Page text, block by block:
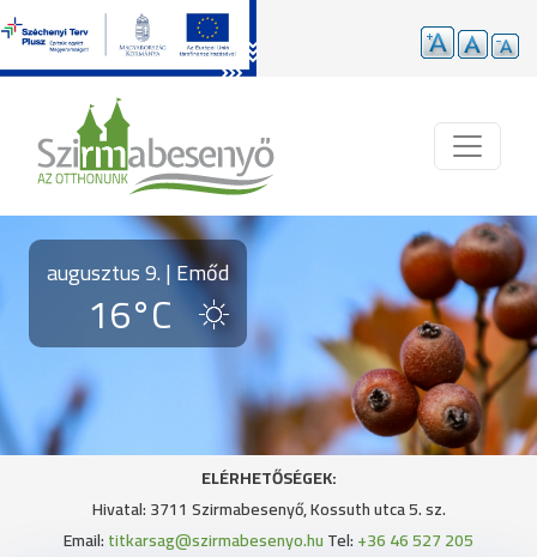
augusztus 9. | Emőd
16°C
ELÉRHETŐSÉGEK:
Hivatal: 3711 Szirmabesenyő, Kossuth utca 5. sz.
Email: titkarsag@szirmabesenyo.hu Tel: +36 46 527 205